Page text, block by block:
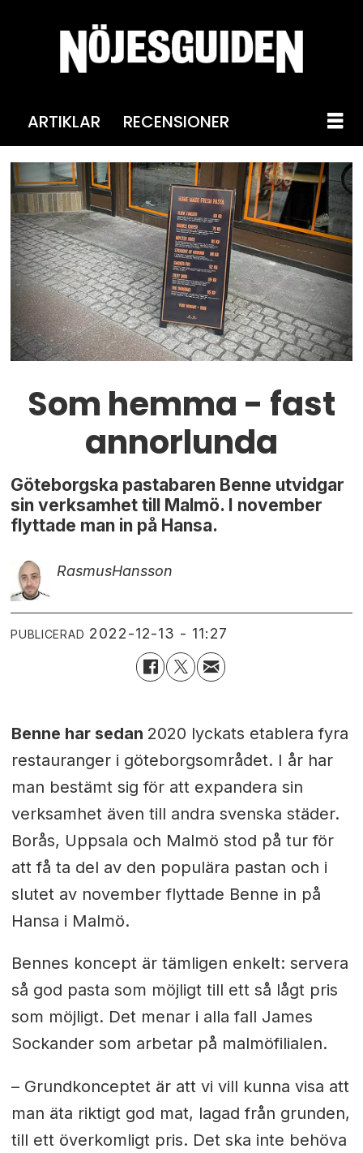
ARTIKLAR RECENSIONER
Som hemma - fast
annorlunda
Göteborgska pastabaren Benne utvidgar
sin verksamhet till Malmö. I november
flyttade man in på Hansa.
RasmusHansson
PUBLICERAD 2022-12-13 - 11:27
Benne har sedan 2020 lyckats etablera fyra
restauranger i göteborgsområdet. I år har
man bestämt sig för att expandera sin
verksamhet även till andra svenska städer.
Borås, Uppsala och Malmö stod på tur för
att få ta del av den populära pastan och i
slutet av november flyttade Benne in på
Hansa i Malmö.
Bennes koncept är tämligen enkelt: servera
så god pasta som möjligt till ett så lågt pris
som möjligt. Det menar i alla fall James
Sockander som arbetar på malmöfilialen.
– Grundkonceptet är att vi vill kunna visa att
man äta riktigt god mat, lagad från grunden,
till ett överkomligt pris. Det ska inte behöva